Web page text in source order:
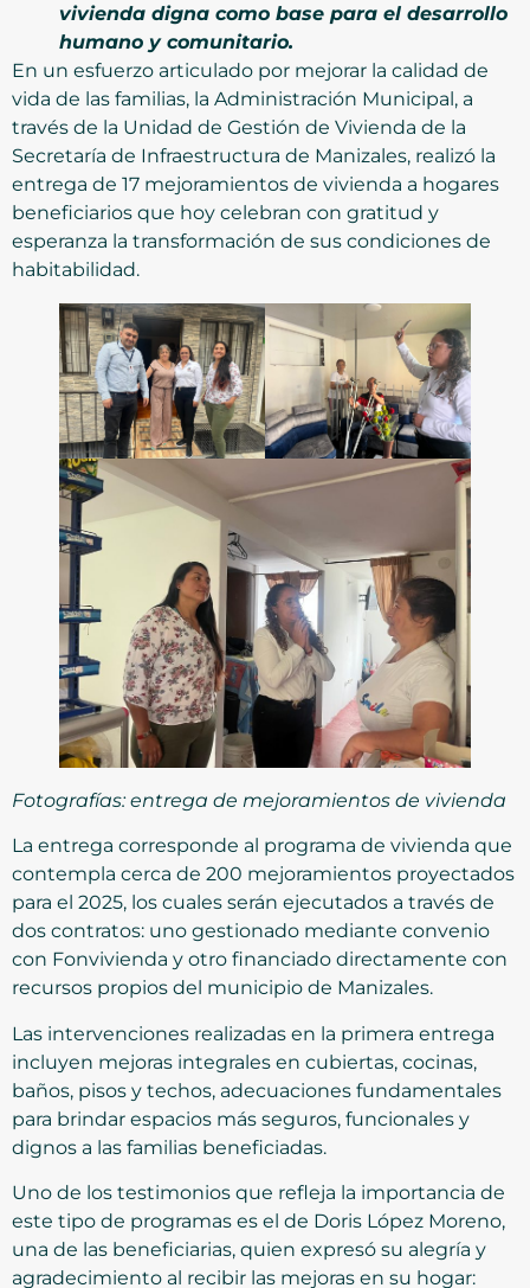
vivienda digna como base para el desarrollo
humano y comunitario.
En un esfuerzo articulado por mejorar la calidad de
vida de las familias, la Administración Municipal, a
través de la Unidad de Gestión de Vivienda de la
Secretaría de Infraestructura de Manizales, realizó la
entrega de 17 mejoramientos de vivienda a hogares
beneficiarios que hoy celebran con gratitud y
esperanza la transformación de sus condiciones de
habitabilidad.
Fotografías: entrega de mejoramientos de vivienda
La entrega corresponde al programa de vivienda que
contempla cerca de 200 mejoramientos proyectados
para el 2025, los cuales serán ejecutados a través de
dos contratos: uno gestionado mediante convenio
con Fonvivienda y otro financiado directamente con
recursos propios del municipio de Manizales.
Las intervenciones realizadas en la primera entrega
incluyen mejoras integrales en cubiertas, cocinas,
baños, pisos y techos, adecuaciones fundamentales
para brindar espacios más seguros, funcionales y
dignos a las familias beneficiadas.
Uno de los testimonios que refleja la importancia de
este tipo de programas es el de Doris López Moreno,
una de las beneficiarias, quien expresó su alegría y
agradecimiento al recibir las mejoras en su hogar: